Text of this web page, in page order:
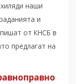
наши
и
от КНСБ в
предлагат на